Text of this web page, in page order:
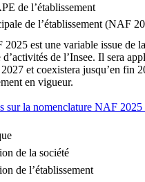
de l’établissement
de l’établissement (NAF
est une variable issue de
de l’Insee. Il sera
2027 et coexistera jusqu’en fin
en vigueur.
sur la nomenclature NAF 2025
de la société
de l’établissement